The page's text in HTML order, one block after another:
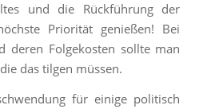
und die Rückführung der
Priorität genießen! Bei
deren Folgekosten sollte man
das tilgen müssen.
für einige politisch